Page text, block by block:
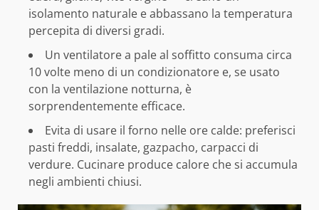
isolamento naturale e abbassano la temperatura
percepita di diversi gradi.
Un ventilatore a pale al soffitto consuma circa
10 volte meno di un condizionatore e, se usato
con la ventilazione notturna, è
sorprendentemente efficace.
Evita di usare il forno nelle ore calde: preferisci
pasti freddi, insalate, gazpacho, carpacci di
verdure. Cucinare produce calore che si accumula
negli ambienti chiusi.